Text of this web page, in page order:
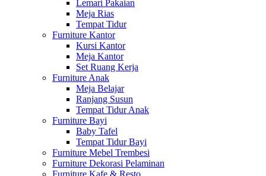
Lemari Pakaian
Meja Rias
Tempat Tidur
Furniture Kantor
Kursi Kantor
Meja Kantor
Set Ruang Kerja
Furniture Anak
Meja Belajar
Ranjang Susun
Tempat Tidur Anak
Furniture Bayi
Baby Tafel
Tempat Tidur Bayi
Furniture Mebel Trembesi
Furniture Dekorasi Pelaminan
Furniture Kafe & Resto